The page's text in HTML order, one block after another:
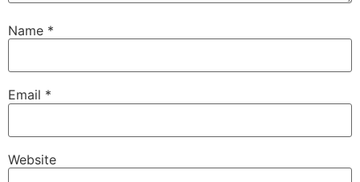
Name *
Email *
Website